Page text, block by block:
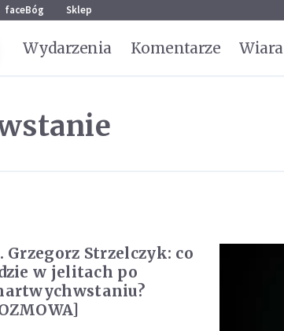
faceBóg Sklep
Wydarzenia Komentarze Wiara
Grzegorz Strzelczyk: co
w jelitach po